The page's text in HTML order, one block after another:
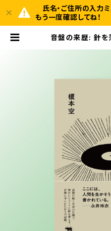
氏名・ご住所の入力
もう一度確認してね！
音盤の来歴: 針